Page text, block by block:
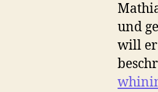
und
will er